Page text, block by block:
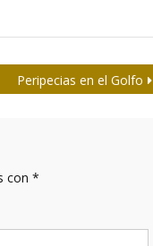
Peripecias en el Golfo
con *